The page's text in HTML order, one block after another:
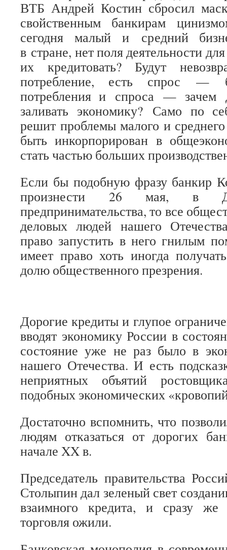
ВТБ Андрей Костин сбросил
свойственным банкирам
сегодня малый и средний
в стране, нет поля деятельности
их кредитовать? Будут
потребление, есть спрос —
потребления и спроса — зачем
заливать экономику? Само по
решит проблемы малого и
быть инкорпорирован в
стать частью больших
Если бы подобную фразу банкир
произнести 26 мая, в
предпринимательства, то все
деловых людей нашего
право запустить в него гнилым
имеет право хоть иногда
долю общественного презрения.
Дорогие кредиты и глупое
вводят экономику России в
состояние уже не раз было в
нашего Отечества. И есть
неприятных объятий
подобных экономических
Достаточно вспомнить, что
людям отказаться от дорогих
начале XX в.
Председатель правительства
Столыпин дал зеленый свет
взаимного кредита, и сразу
торговля ожили.